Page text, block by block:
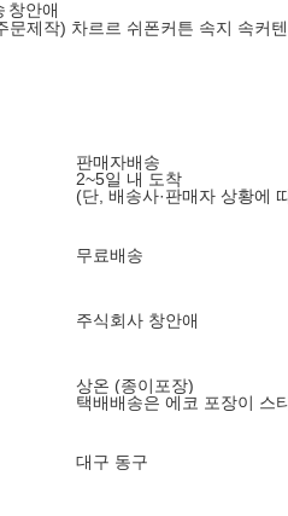
창안애
문제작) 차르르 쉬폰커튼 속지 속커
판매자배송
2~5일 내 도착
(단, 배송사·판매자 상황에
무료배송
주식회사 창안애
상온 (종이포장)
택배배송은 에코 포장이 스
대구 동구